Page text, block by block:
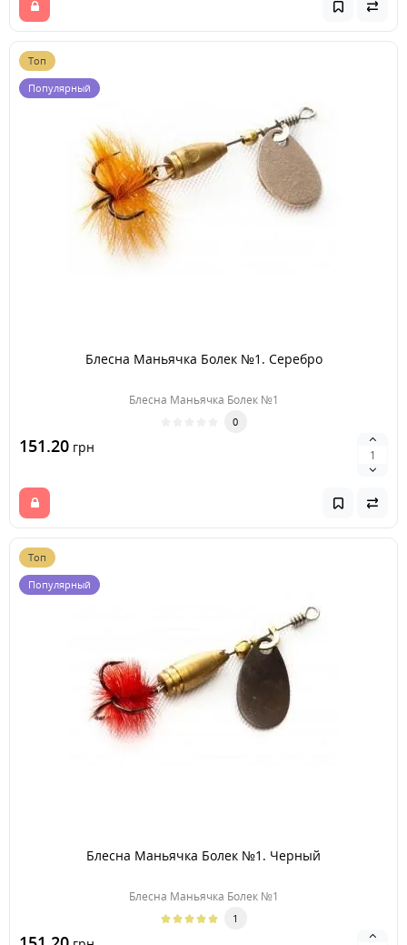
Топ
Популярный
Блесна Маньячка Болек №1. Серебро
Блесна Маньячка Болек №1
0
151.20 грн
Топ
Популярный
Блесна Маньячка Болек №1. Черный
Блесна Маньячка Болек №1
1